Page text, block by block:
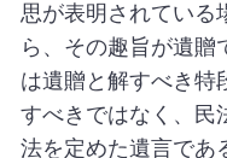
思が表明されている
ら、その趣旨が遺贈
は遺贈と解すべき特
すべきではなく、民
法を定めた遺言であ